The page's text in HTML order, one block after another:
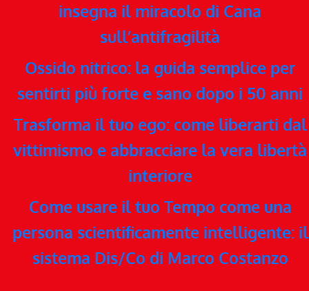
insegna il miracolo di Cana
sull’antifragilità
Ossido nitrico: la guida semplice per
sentirti più forte e sano dopo i 50 anni
Trasforma il tuo ego: come liberarti dal
vittimismo e abbracciare la vera libertà
interiore
Come usare il tuo Tempo come una
persona scientificamente intelligente: il
sistema Dis/Co di Marco Costanzo